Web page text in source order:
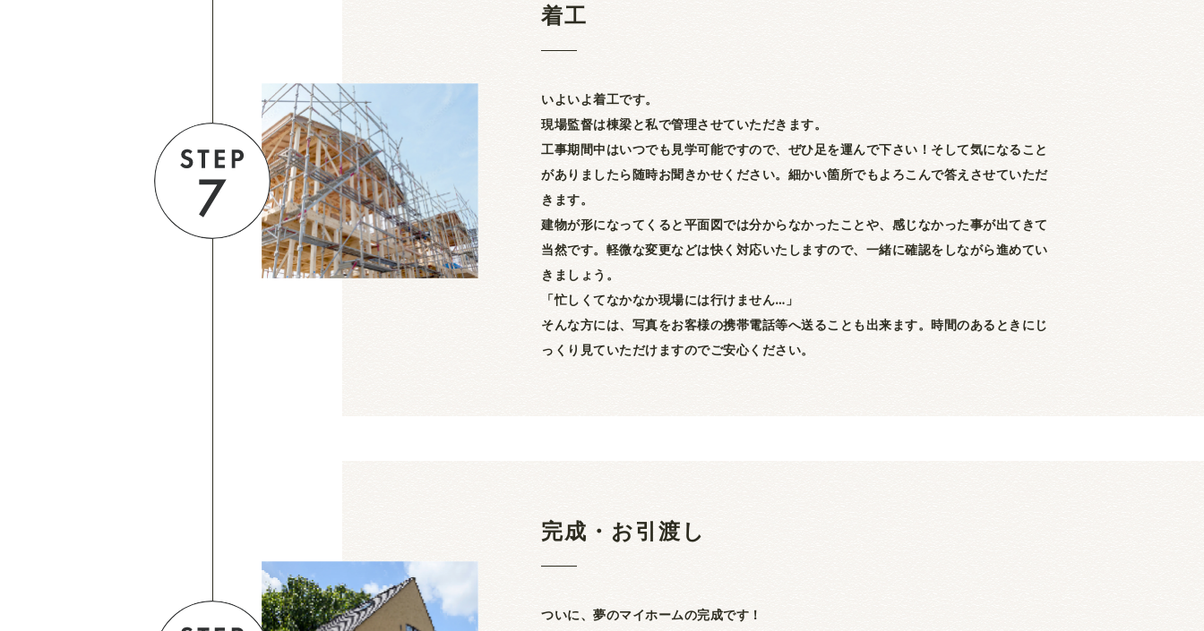
着工
いよいよ着工です。
現場監督は棟梁と私で管理させていただきます。
工事期間中はいつでも見学可能ですので、ぜひ足を運んで下さい！そして気になること
がありましたら随時お聞きかせください。細かい箇所でもよろこんで答えさせていただ
きます。
建物が形になってくると平面図では分からなかったことや、感じなかった事が出てきて
当然です。軽微な変更などは快く対応いたしますので、一緒に確認をしながら進めてい
きましょう。
「忙しくてなかなか現場には行けません…」
そんな方には、写真をお客様の携帯電話等へ送ることも出来ます。時間のあるときにじ
っくり見ていただけますのでご安心ください。
完成・お引渡し
ついに、夢のマイホームの完成です！